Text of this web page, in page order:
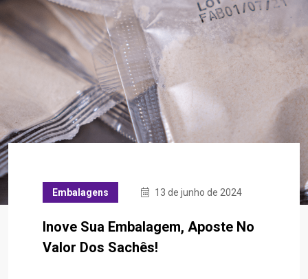
Embalagens 13 de junho de 2024
Inove Sua Embalagem, Aposte No
Valor Dos Sachês!